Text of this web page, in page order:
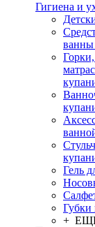
Гигиена и
Гель
Губки
+